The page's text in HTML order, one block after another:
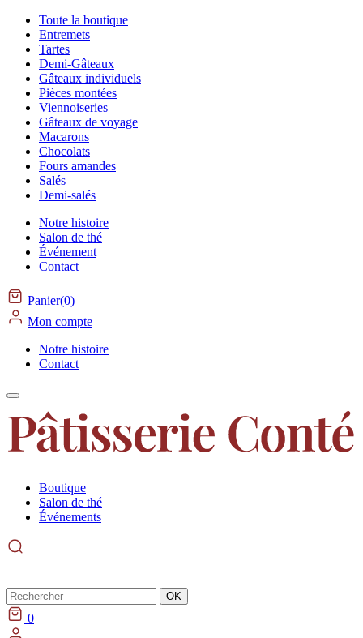
Toute la boutique
Entremets
Tartes
Demi-Gâteaux
Gâteaux individuels
Pièces montées
Viennoiseries
Gâteaux de voyage
Macarons
Chocolats
Fours amandes
Salés
Demi-salés
Notre histoire
Salon de thé
Événement
Contact
Panier(0)
Mon compte
Notre histoire
Contact
Boutique
Salon de thé
Événements
Rechercher OK
0